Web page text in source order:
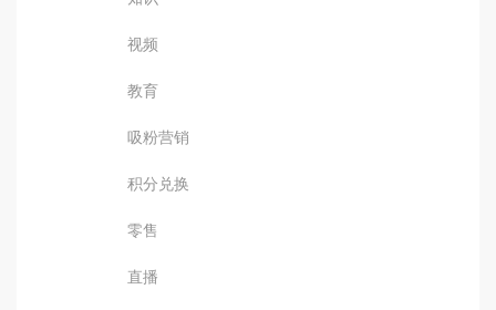
视频
教育
吸粉营销
积分兑换
零售
直播